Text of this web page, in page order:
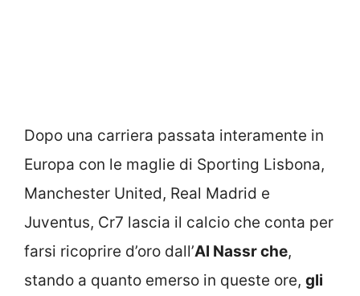
Dopo una carriera passata interamente in
Europa con le maglie di Sporting Lisbona,
Manchester United, Real Madrid e
Juventus, Cr7 lascia il calcio che conta per
farsi ricoprire d’oro dall’Al Nassr che,
stando a quanto emerso in queste ore, gli